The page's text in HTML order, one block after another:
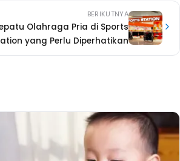
BERIKUTNYA
Olahraga Pria di Sports
yang Perlu Diperhatikan